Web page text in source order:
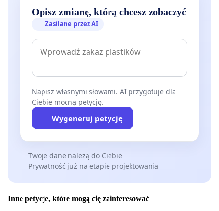
Opisz zmianę, którą chcesz zobaczyć
Zasilane przez AI
Napisz własnymi słowami. AI przygotuje dla
Ciebie mocną petycję.
Wygeneruj petycję
Twoje dane należą do Ciebie
Prywatność już na etapie projektowania
Inne petycje, które mogą cię zainteresować